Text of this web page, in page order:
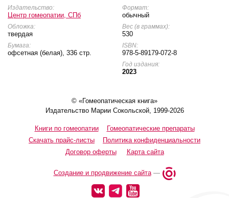
Издательство:
Центр гомеопатии, СПб
Обложка:
твердая
Бумага:
офсетная (белая), 336 стр.
Формат:
обычный
Вес (в граммах):
530
ISBN:
978-5-89179-072-8
Год издания:
2023
© «Гомеопатическая книга»
Издательство Марии Сокольской, 1999-2026
Книги по гомеопатии
Гомеопатические препараты
Скачать прайс-листы
Политика конфиденциальности
Договор оферты
Карта сайта
Создание и продвижение сайта—